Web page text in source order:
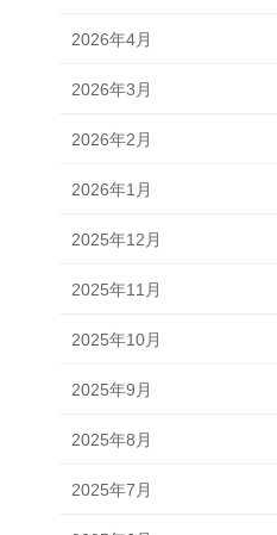
2026年4月
2026年3月
2026年2月
2026年1月
2025年12月
2025年11月
2025年10月
2025年9月
2025年8月
2025年7月